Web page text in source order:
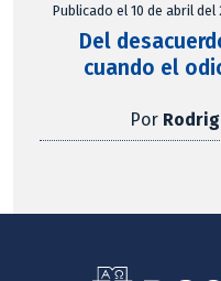
Publicado el 10 de abril del
Del
cuando el
Por